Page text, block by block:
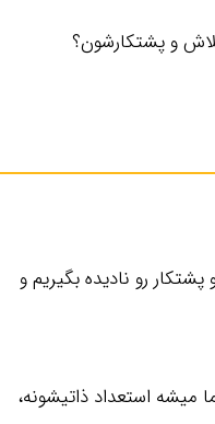
و پشتکارشون؟
رو نادیده بگیریم و
استعداد ذاتیشونه،